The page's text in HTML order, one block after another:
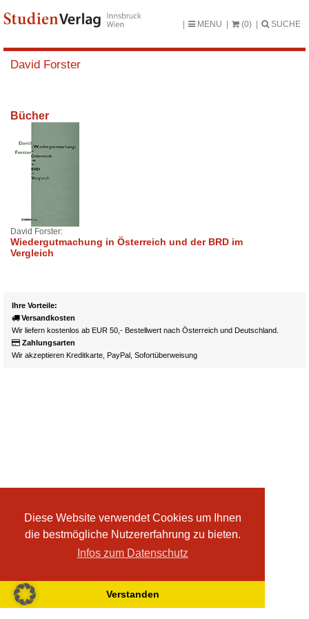
Diese Website verwendet Cookies um Ihnen
die bestmögliche Nutzererfahrung zu bieten.
Infos zum Datenschutz
Verstanden
MENU (0) SUCHE
David Forster
Bücher
David Forster:
Wiedergutmachung in Österreich und der BRD im
Vergleich
Ihre Vorteile:
Versandkosten
Wir liefern kostenlos ab EUR 50,- Bestellwert nach Österreich und Deutschland.
Zahlungsarten
Wir akzeptieren Kreditkarte, PayPal, Sofortüberweisung